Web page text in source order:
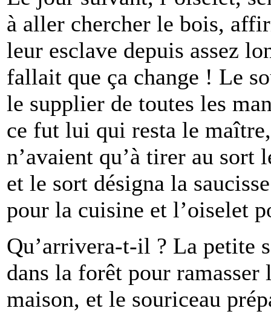
à aller chercher le bois,
leur esclave depuis assez
fallait que ça change ! Le
le supplier de toutes les
ce fut lui qui resta le
n’avaient qu’à tirer au sort
et le sort désigna la
pour la cuisine et l’oiselet
Qu’arrivera-t-il ? La petite
dans la forêt pour
maison, et le souriceau